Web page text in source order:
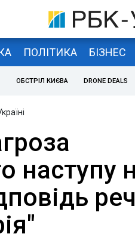
ПОЛІТИКА БІЗНЕС
ОБСТРІЛ КИЄВА DRONE DEALS
наступу